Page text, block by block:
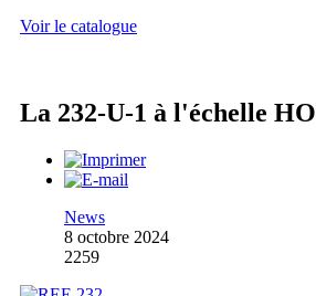
Voir le catalogue
La 232-U-1 à l'échelle HO
News
8 octobre 2024
2259